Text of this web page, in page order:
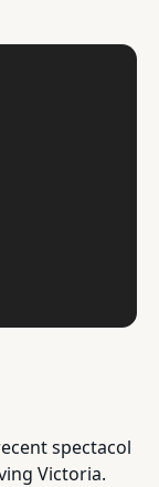
spectacol
Victoria.